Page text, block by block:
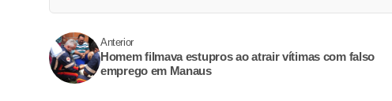
Anterior
Homem filmava estupros ao atrair vítimas com falso
emprego em Manaus